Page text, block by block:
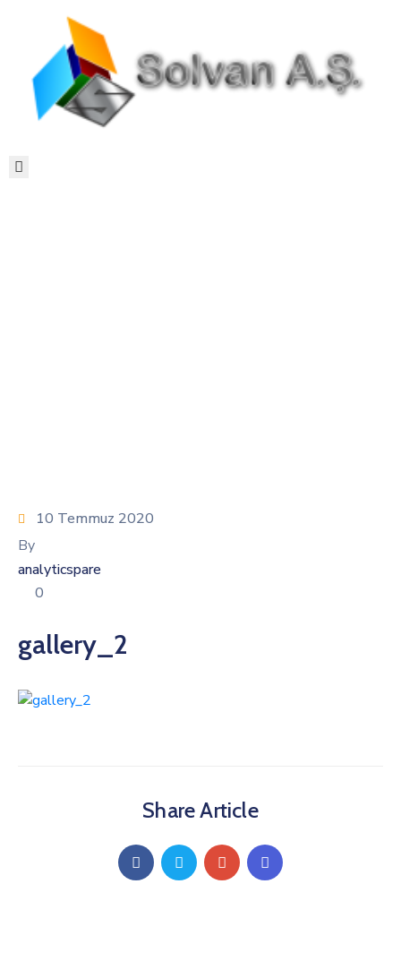
ANASAYFA
HAKKIMIZDA
ÜRÜNLER
10 Temmuz 2020
By
analyticspare
0
gallery_2
Share Article